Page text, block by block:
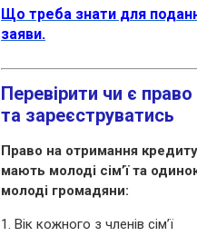
Що треба знати для
заяви.
Перевірити чи є право
та зареєструватись
Право на отримання кредиту
мають молоді сім’ї та
молоді громадяни:
1. Вік кожного з членів сім’ї